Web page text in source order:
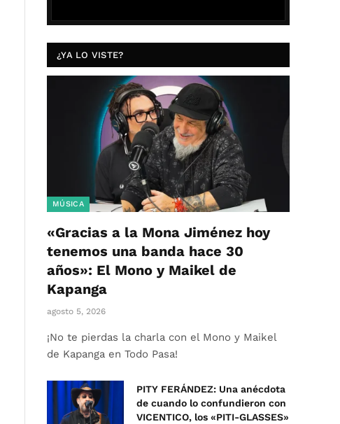
¿YA LO VISTE?
MÚSICA
«Gracias a la Mona Jiménez hoy
tenemos una banda hace 30
años»: El Mono y Maikel de
Kapanga
agosto 5, 2026
¡No te pierdas la charla con el Mono y Maikel
de Kapanga en Todo Pasa!
PITY FERÁNDEZ: Una anécdota
de cuando lo confundieron con
VICENTICO, los «PITI-GLASSES»